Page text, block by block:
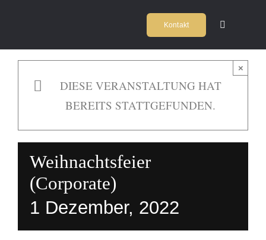
springen
Kontakt
Toggle
DIESE VERANSTALTUNG HAT
BEREITS STATTGEFUNDEN.
×
Weihnachtsfeier
(Corporate)
1 Dezember, 2022